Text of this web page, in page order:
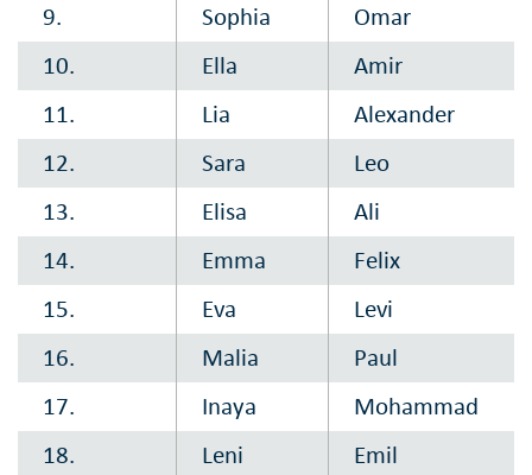
9.
Sophia
Omar
10.
Ella
Amir
11.
Lia
Alexander
12.
Sara
Leo
13.
Elisa
Ali
14.
Emma
Felix
15.
Eva
Levi
16.
Malia
Paul
17.
Inaya
Mohammad
18.
Leni Emil